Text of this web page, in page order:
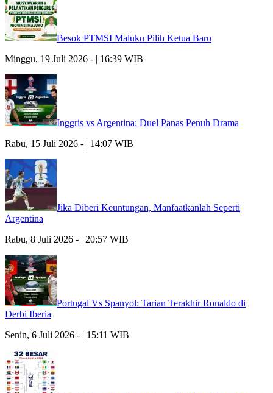
Besok PTMSI Maluku Pilih Ketua Baru
Minggu, 19 Juli 2026 - | 16:39 WIB
Inggris vs Argentina: Duel Panas Penuh Drama
Rabu, 15 Juli 2026 - | 14:07 WIB
Jika Diberi Keuntungan, Manfaatkanlah Seperti
Argentina
Rabu, 8 Juli 2026 - | 20:57 WIB
Portugal Vs Spanyol: Tarian Terakhir Ronaldo di
Derbi Iberia
Senin, 6 Juli 2026 - | 15:11 WIB